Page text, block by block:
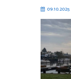
09.10.2025